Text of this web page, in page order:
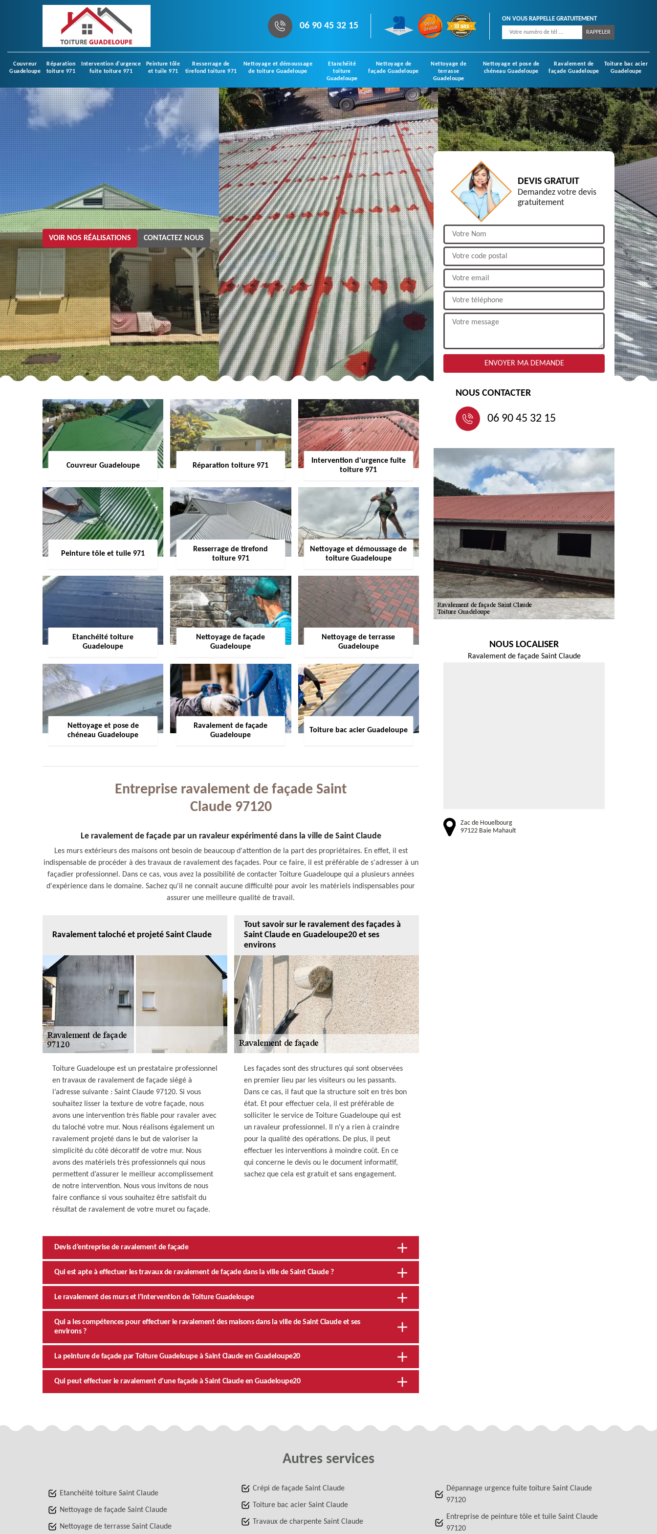
06 90 45 32 15
ON VOUS RAPPELLE GRATUITEMENT
Couvreur
Guadeloupe
Réparation
toiture 971
Intervention d'urgence
fuite toiture 971
Peinture tôle
et tuile 971
Resserrage de
tirefond toiture 971
Nettoyage et démoussage
de toiture Guadeloupe
Etanchéité
toiture
Guadeloupe
Nettoyage de
façade Guadeloupe
Nettoyage de
terrasse
Guadeloupe
Nettoyage et pose de
chéneau Guadeloupe
Ravalement de
façade Guadeloupe
Toiture bac acier
Guadeloupe
VOIR NOS RÉALISATIONS CONTACTEZ NOUS
Couvreur Guadeloupe Réparation toiture 971
Intervention d'urgence fuite
toiture 971
Peinture tôle et tuile 971
Resserrage de tirefond
toiture 971
Nettoyage et démoussage de
toiture Guadeloupe
Etanchéité toiture
Guadeloupe
Nettoyage de façade
Guadeloupe
Nettoyage de terrasse
Guadeloupe
Nettoyage et pose de
chéneau Guadeloupe
Ravalement de façade
Guadeloupe
Toiture bac acier Guadeloupe
Entreprise ravalement de façade Saint
Claude 97120
Le ravalement de façade par un ravaleur expérimenté dans la ville de Saint Claude
Les murs extérieurs des maisons ont besoin de beaucoup d'attention de la part des propriétaires. En effet, il est
indispensable de procéder à des travaux de ravalement des façades. Pour ce faire, il est préférable de s'adresser à un
façadier professionnel. Dans ce cas, vous avez la possibilité de contacter Toiture Guadeloupe qui a plusieurs années
d'expérience dans le domaine. Sachez qu'il ne connait aucune difficulté pour avoir les matériels indispensables pour
assurer une meilleure qualité de travail.
Ravalement taloché et projeté Saint Claude
Toiture Guadeloupe est un prestataire professionnel
en travaux de ravalement de façade siégé à
l’adresse suivante : Saint Claude 97120. Si vous
souhaitez lisser la texture de votre façade, nous
avons une intervention très fiable pour ravaler avec
du taloché votre mur. Nous réalisons également un
ravalement projeté dans le but de valoriser la
simplicité du côté décoratif de votre mur. Nous
avons des matériels très professionnels qui nous
permettent d’assurer le meilleur accomplissement
de notre intervention. Nous vous invitons de nous
faire confiance si vous souhaitez être satisfait du
résultat de ravalement de votre muret ou façade.
Tout savoir sur le ravalement des façades à
Saint Claude en Guadeloupe20 et ses
environs
Les façades sont des structures qui sont observées
en premier lieu par les visiteurs ou les passants.
Dans ce cas, il faut que la structure soit en très bon
état. Et pour effectuer cela, il est préférable de
solliciter le service de Toiture Guadeloupe qui est
un ravaleur professionnel. Il n'y a rien à craindre
pour la qualité des opérations. De plus, il peut
effectuer les interventions à moindre coût. En ce
qui concerne le devis ou le document informatif,
sachez que cela est gratuit et sans engagement.
Devis d’entreprise de ravalement de façade
Qui est apte à effectuer les travaux de ravalement de façade dans la ville de Saint Claude ?
Le ravalement des murs et l'intervention de Toiture Guadeloupe
Qui a les compétences pour effectuer le ravalement des maisons dans la ville de Saint Claude et ses
environs ?
La peinture de façade par Toiture Guadeloupe à Saint Claude en Guadeloupe20
Qui peut effectuer le ravalement d'une façade à Saint Claude en Guadeloupe20
DEVIS GRATUIT
Demandez votre devis
gratuitement
NOUS CONTACTER
06 90 45 32 15
NOUS LOCALISER
Ravalement de façade Saint Claude
Zac de Houelbourg
97122 Baie Mahault
Autres services
Etanchéité toiture Saint Claude
Nettoyage de façade Saint Claude
Nettoyage de terrasse Saint Claude
Crépi de façade Saint Claude
Toiture bac acier Saint Claude
Travaux de charpente Saint Claude
Dépannage urgence fuite toiture Saint Claude
97120
Entreprise de peinture tôle et tuile Saint Claude
97120